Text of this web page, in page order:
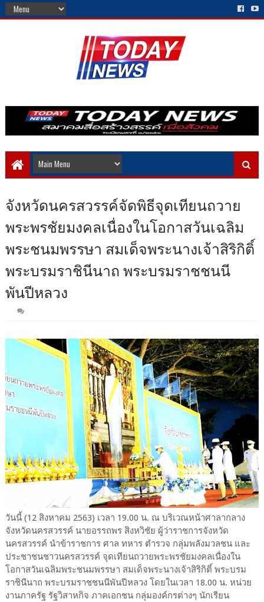
จังหวัดนครสวรรค์จัดพิธีจุดเทียนถวาย
พระพรชัยมงคลเนื่องในโอกาสวันเฉลิม
พระชนมพรรษา สมเด็จพระนางเจ้าสิริกิติ์
พระบรมราชินีนาถ พระบรมราชชนนี
พันปีหลวง
วันนี้ (12 สิงหาคม 2563) เวลา 19.00 น. ณ บริเวณหน้าศาลากลาง
จังหวัดนครสวรรค์ นายอรรถพร สิงหวิชัย ผู้ว่าราชการจังหวัด
นครสวรรค์ นำข้าราชการ ศาล ทหาร ตำรวจ กลุ่มพลังมวลชน และ
ประชาชนชาวนครสวรรค์ จุดเทียนถวายพระพรชัยมงคลเนื่องใน
โอกาสวันเฉลิมพระชนมพรรษา สมเด็จพระนางเจ้าสิริกิติ์ พระบรม
ราชินีนาถ พระบรมราชชนนีพันปีหลวง โดยในเวลา 18.00 น. หน่วย
งานภาครัฐ รัฐวิสาหกิจ ภาคเอกชน กลุ่มองค์กรต่างๆ นักเรียน